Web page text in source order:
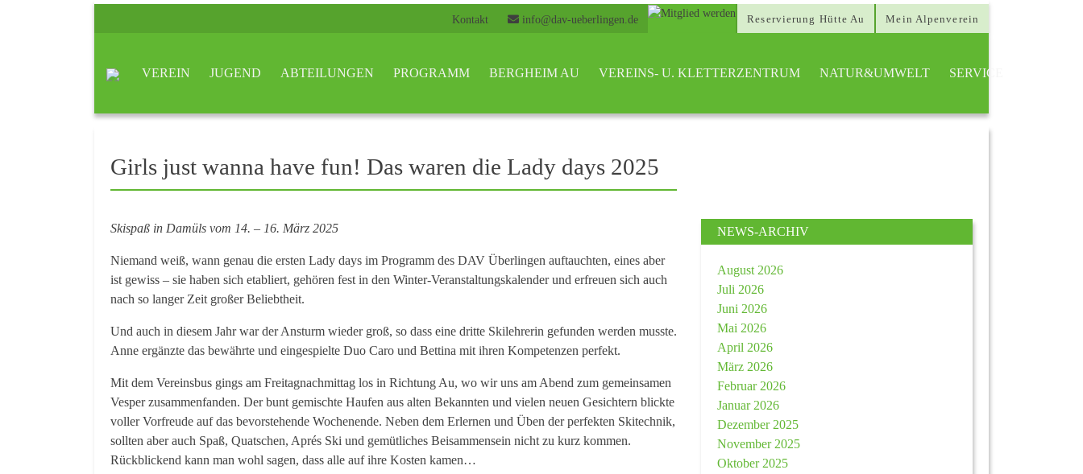
Kontakt info@dav-ueberlingen.de Reservierung Hütte Au Mein Alpenverein
VEREIN JUGEND ABTEILUNGEN PROGRAMM BERGHEIM AU VEREINS- U. KLETTERZENTRUM NATUR&UMWELT SERVICE
Girls just wanna have fun! Das waren die Lady days 2025
Skispaß in Damüls vom 14. – 16. März 2025
Niemand weiß, wann genau die ersten Lady days im Programm des DAV Überlingen auftauchten, eines aber
ist gewiss – sie haben sich etabliert, gehören fest in den Winter-Veranstaltungskalender und erfreuen sich auch
nach so langer Zeit großer Beliebtheit.
Und auch in diesem Jahr war der Ansturm wieder groß, so dass eine dritte Skilehrerin gefunden werden musste.
Anne ergänzte das bewährte und eingespielte Duo Caro und Bettina mit ihren Kompetenzen perfekt.
Mit dem Vereinsbus gings am Freitagnachmittag los in Richtung Au, wo wir uns am Abend zum gemeinsamen
Vesper zusammenfanden. Der bunt gemischte Haufen aus alten Bekannten und vielen neuen Gesichtern blickte
voller Vorfreude auf das bevorstehende Wochenende. Neben dem Erlernen und Üben der perfekten Skitechnik,
sollten aber auch Spaß, Quatschen, Aprés Ski und gemütliches Beisammensein nicht zu kurz kommen.
Rückblickend kann man wohl sagen, dass alle auf ihre Kosten kamen…
NEWS-ARCHIV
August 2026
Juli 2026
Juni 2026
Mai 2026
April 2026
März 2026
Februar 2026
Januar 2026
Dezember 2025
November 2025
Oktober 2025